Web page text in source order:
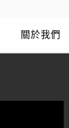
關於我們